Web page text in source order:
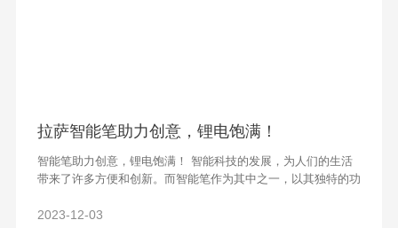
拉萨智能笔助力创意，锂电饱满！
智能笔助力创意，锂电饱满！ 智能科技的发展，为人们的生活
带来了许多方便和创新。而智能笔作为其中之一，以其独特的功
比，智能笔拥有更多的可能性和潜力
2023-12-03